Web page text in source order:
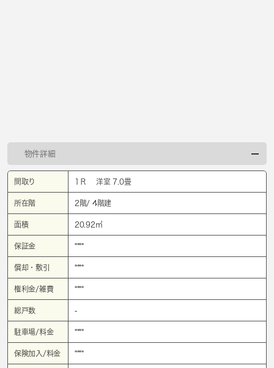
物件詳細
間取り 1Ｒ 洋室 7.0畳
所在階 2階/ 4階建
面積 20.92㎡
保証金 ****
償却・敷引 ****
権利金/雑費 ****
総戸数 -
駐車場/料金 ****
保険加入/料金 ****